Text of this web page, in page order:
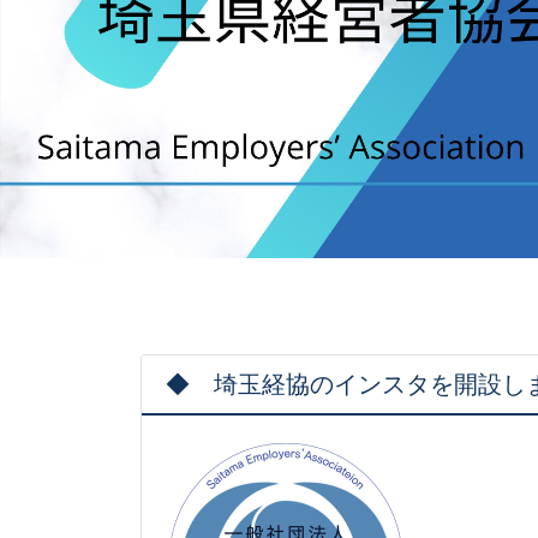
◆ 埼玉経協のインスタを開設し